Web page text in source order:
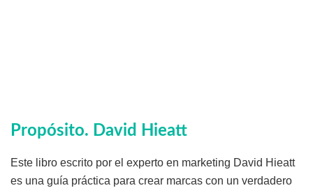
Propósito. David Hieatt
Este libro escrito por el experto en marketing David Hieatt
es una guía práctica para crear marcas con un verdadero